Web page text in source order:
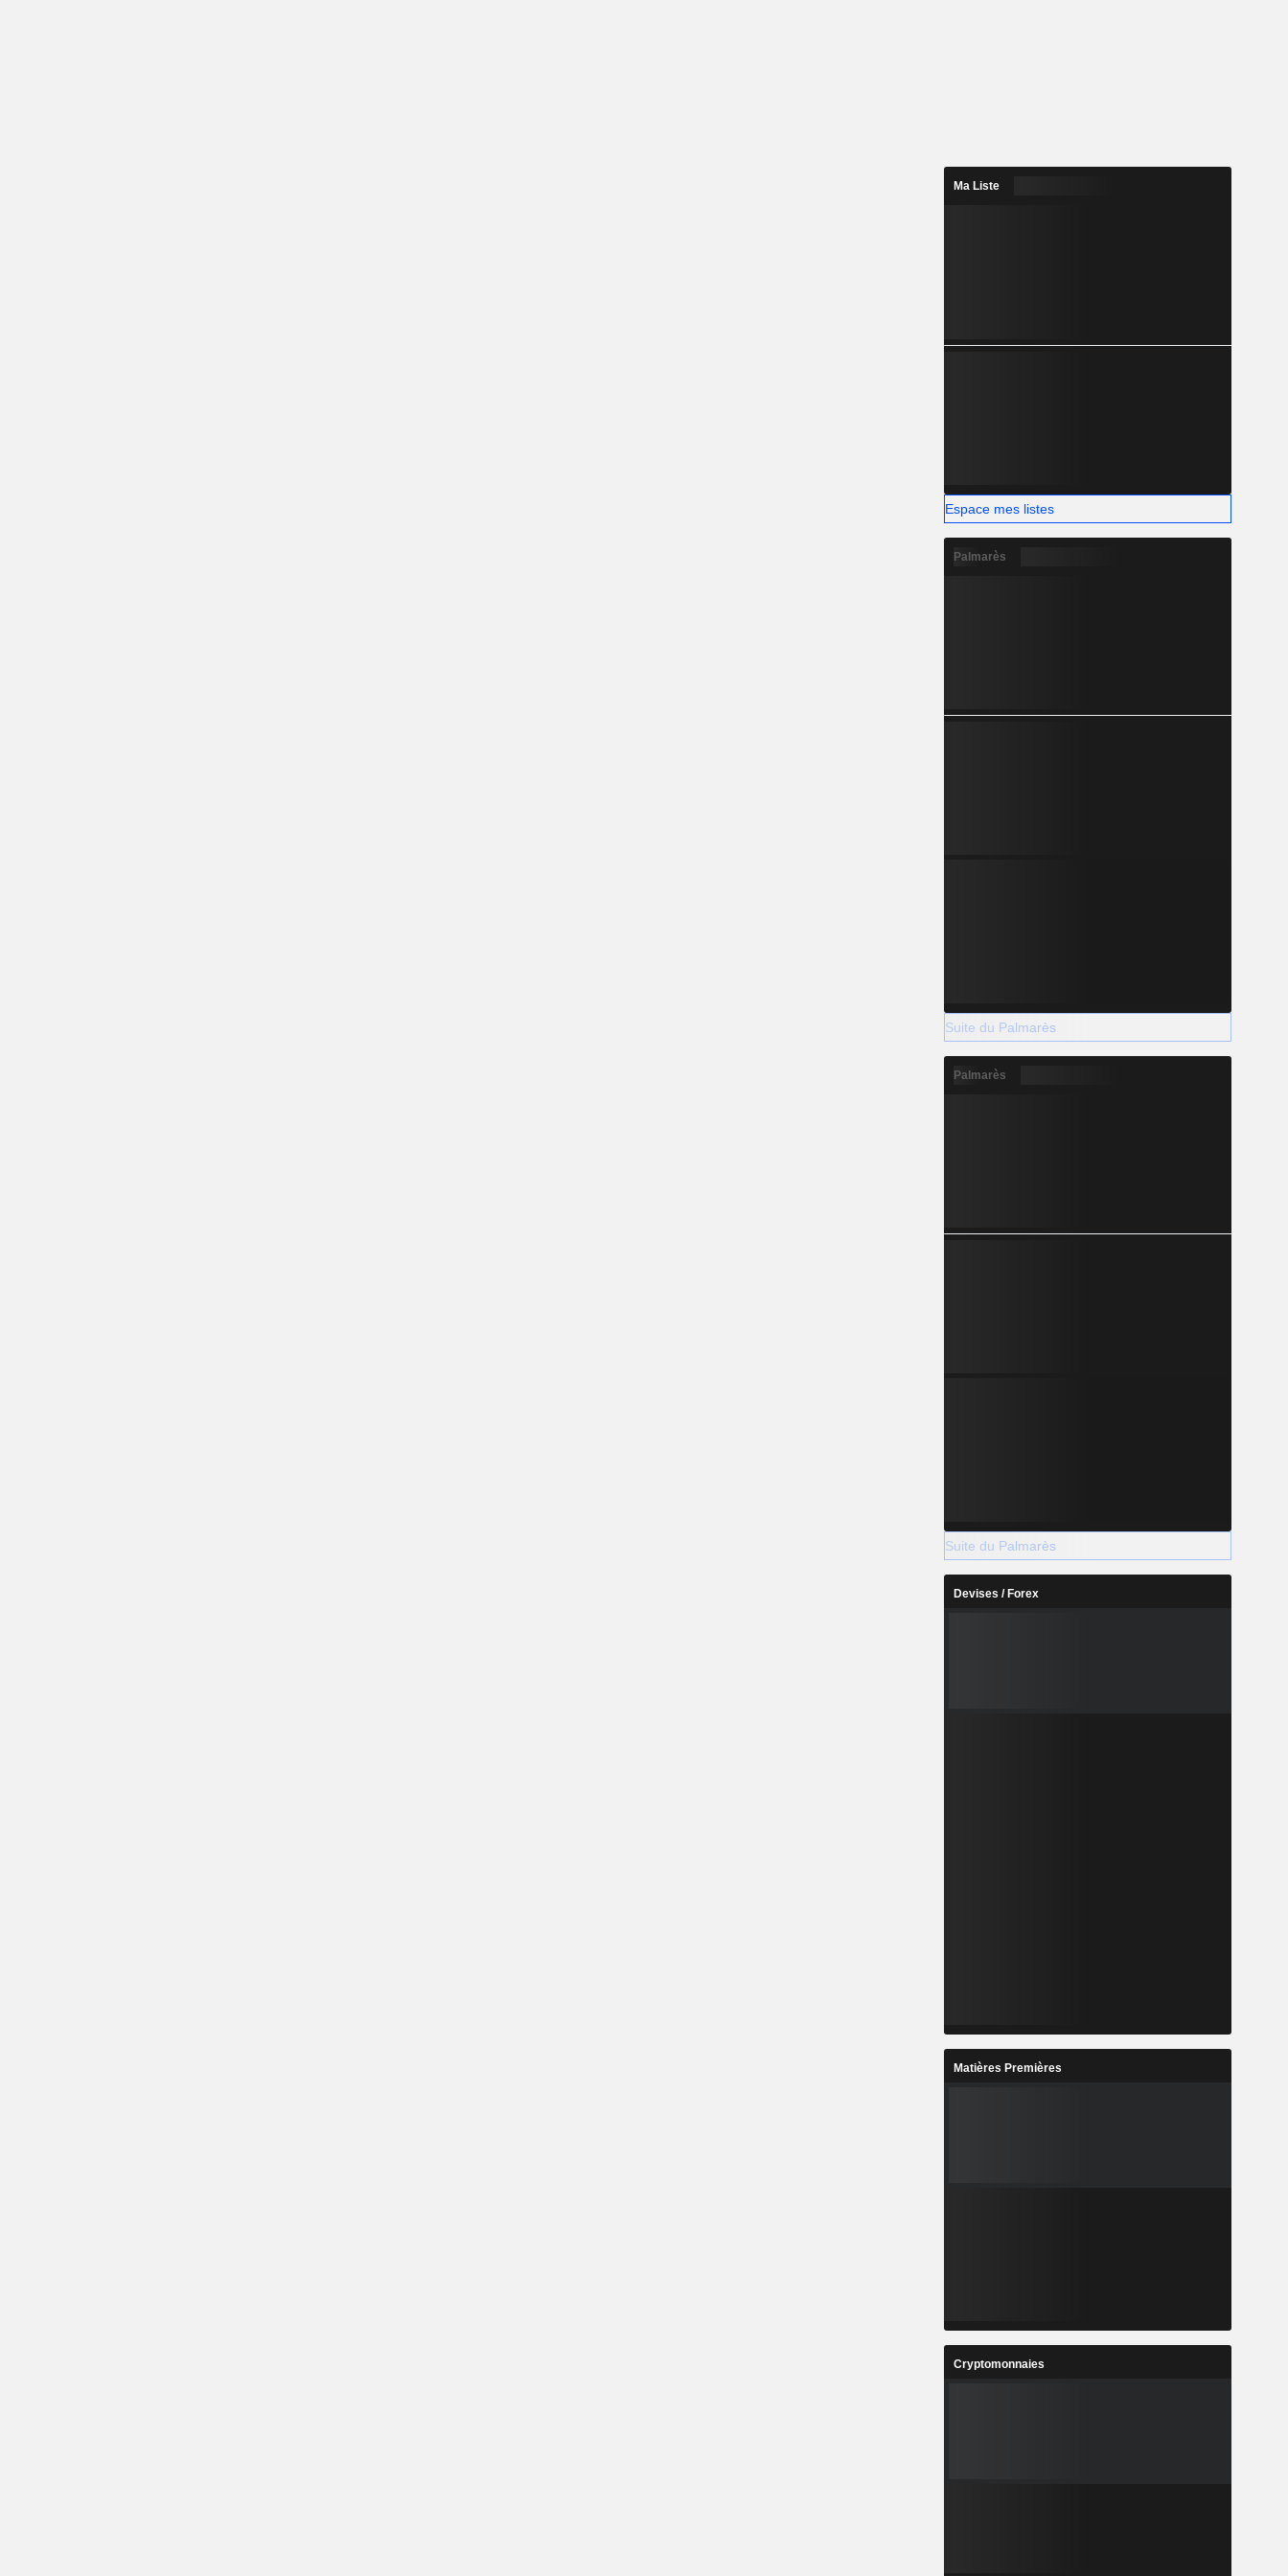
Ma Liste
Espace mes listes
Palmarès
Suite du Palmarès
Palmarès
Suite du Palmarès
Devises / Forex
Matières Premières
Cryptomonnaies